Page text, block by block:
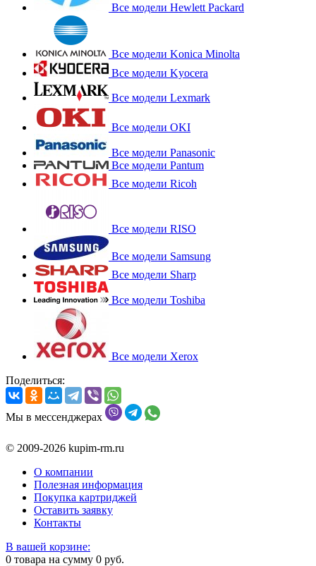
Все модели Hewlett Packard
Все модели Konica Minolta
Все модели Kyocera
Все модели Lexmark
Все модели OKI
Все модели Panasonic
Все модели Pantum
Все модели Ricoh
Все модели RISO
Все модели Samsung
Все модели Sharp
Все модели Toshiba
Все модели Xerox
Поделиться:
Мы в мессенджерах
© 2009-2026 kupim-rm.ru
О компании
Полезная информация
Покупка картриджей
Оставить заявку
Контакты
В вашей корзине:
0 товара на сумму 0 руб.